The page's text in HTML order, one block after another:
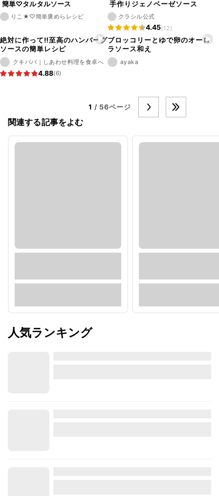
簡単♡タルタルソース
りこ★♡簡単褒めらレシピ
手作りジェノベーゼソース
クラシル公式
4.45(12)
絶対に作って‼︎至高のハンバーグ
ソースの簡単レシピ
クキパパ｜しあわせ料理を食卓へ
4.88(6)
ブロッコリーとゆで卵のオーロ
ラソース和え
ayaka
1 / 56ページ
関連する記事をよむ
人気ランキング